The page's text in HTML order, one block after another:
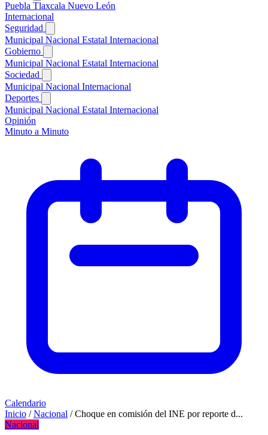
Puebla Tlaxcala Nuevo León
Internacional
Seguridad
Municipal Nacional Estatal Internacional
Gobierno
Municipal Nacional Estatal Internacional
Sociedad
Municipal Nacional Internacional
Deportes
Municipal Nacional Estatal Internacional
Opinión
Minuto a Minuto
Calendario
Inicio / Nacional / Choque en comisión del INE por reporte d...
Nacional